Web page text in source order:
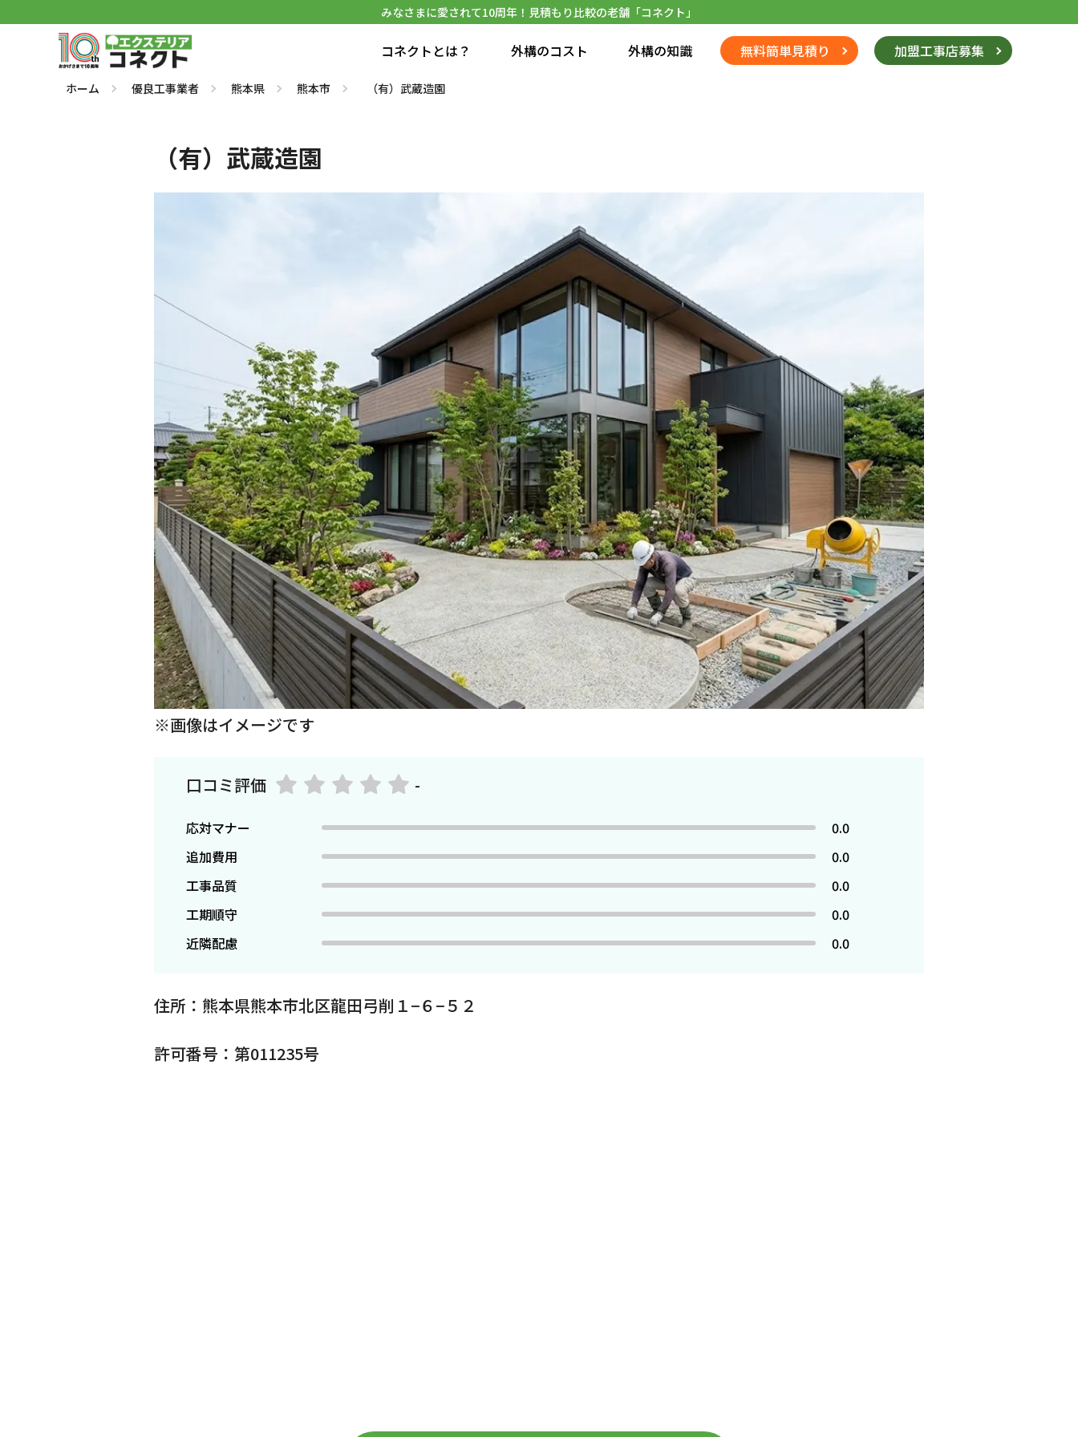
みなさまに愛されて10周年！見積もり比較の老舗「コネクト」
コネクトとは？ 外構のコスト 外構の知識 無料簡単見積り 加盟工事店募集
ホーム 優良工事業者 熊本県 熊本市 （有）武蔵造園
（有）武蔵造園
※画像はイメージです
口コミ評価 -
応対マナー
0.0
追加費用
0.0
工事品質
0.0
工期順守
0.0
近隣配慮
0.0
住所：熊本県熊本市北区龍田弓削１−６−５２
許可番号：第011235号